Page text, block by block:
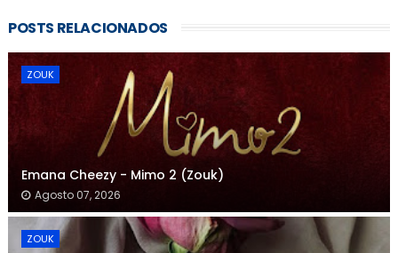
POSTS RELACIONADOS
ZOUK
Emana Cheezy - Mimo 2 (Zouk)
Agosto 07, 2026
ZOUK